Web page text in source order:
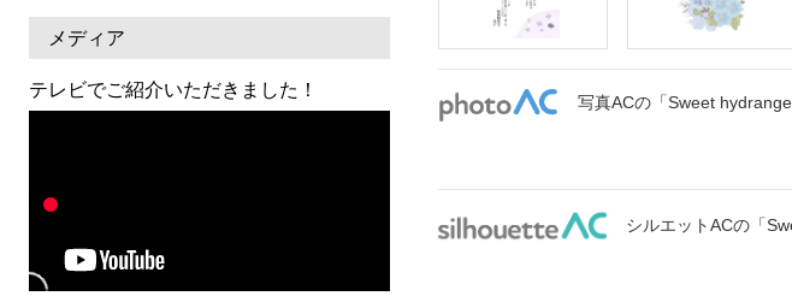
人物 暑中見舞い
日本地図 海
集中線
スケジュール
メディア
テレビでご紹介いただきました！
写真ACの「Sweet
シルエットACの「